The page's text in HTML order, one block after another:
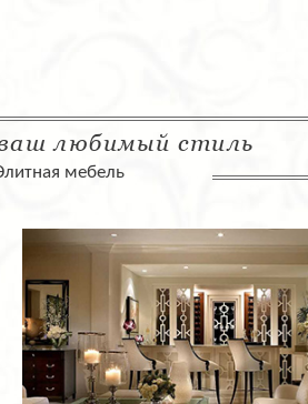
любимый стиль
мебель